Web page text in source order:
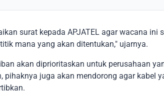
surat kepada APJATEL agar wacana ini
mana yang akan ditentukan," ujarnya.
akan diprioritaskan untuk perusahaan
pihaknya juga akan mendorong agar kabel